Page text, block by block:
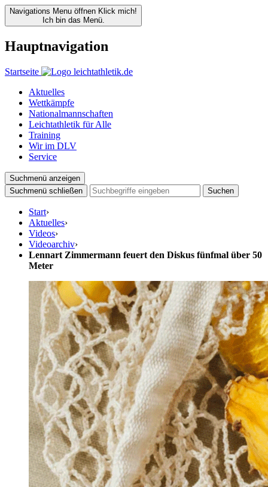
Navigations Menu öffnen Klick mich!
Ich bin das Menü.
Hauptnavigation
Startseite
Aktuelles
Wettkämpfe
Nationalmannschaften
Leichtathletik für Alle
Training
Wir im DLV
Service
Suchmenü anzeigen
Suchmenü schließen
Suchen
Start›
Aktuelles›
Videos›
Videoarchiv›
Lennart Zimmermann feuert den Diskus fünfmal über 50
Meter